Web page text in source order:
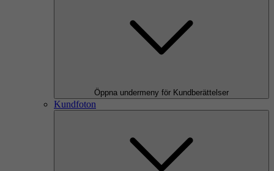
Öppna undermeny för Kundberättelser
Kundfoton